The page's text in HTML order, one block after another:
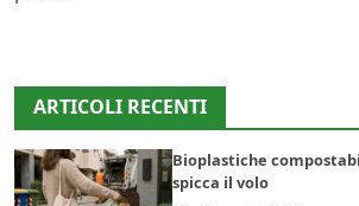
ARTICOLI RECENTI
Bioplastiche
spicca il volo